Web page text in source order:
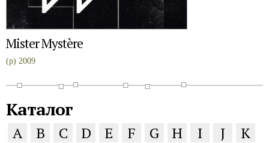
Mister Mystère
(p) 2009
Каталог
A B C D E F G H I J
K